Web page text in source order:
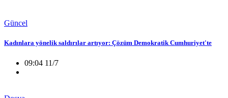
Güncel
Kadınlara yönelik saldırılar artıyor: Çözüm Demokratik Cumhuriyet'te
09:04 11/7